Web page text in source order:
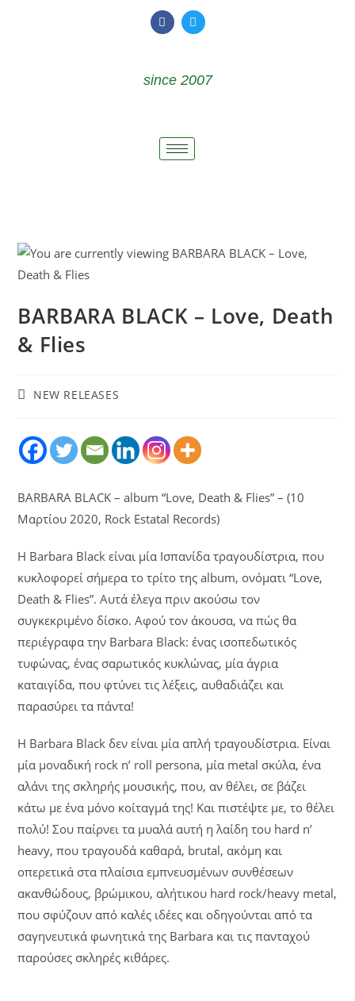
since 2007
BARBARA BLACK – Love, Death
& Flies
NEW RELEASES
BARBARA BLACK – album “Love, Death & Flies” – (10
Μαρτίου 2020, Rock Estatal Records)
Η Barbara Black είναι μία Ισπανίδα τραγουδίστρια, που
κυκλοφορεί σήμερα το τρίτο της album, ονόματι “Love,
Death & Flies”. Αυτά έλεγα πριν ακούσω τον
συγκεκριμένο δίσκο. Αφού τον άκουσα, να πώς θα
περιέγραφα την Barbara Black: ένας ισοπεδωτικός
τυφώνας, ένας σαρωτικός κυκλώνας, μία άγρια
καταιγίδα, που φτύνει τις λέξεις, αυθαδιάζει και
παρασύρει τα πάντα!
Η Barbara Black δεν είναι μία απλή τραγουδίστρια. Είναι
μία μοναδική rock n’ roll persona, μία metal σκύλα, ένα
αλάνι της σκληρής μουσικής, που, αν θέλει, σε βάζει
κάτω με ένα μόνο κοίταγμά της! Και πιστέψτε με, το θέλει
πολύ! Σου παίρνει τα μυαλά αυτή η λαίδη του hard n’
heavy, που τραγουδά καθαρά, brutal, ακόμη και
οπερετικά στα πλαίσια εμπνευσμένων συνθέσεων
ακανθώδους, βρώμικου, αλήτικου hard rock/heavy metal,
που σφύζουν από καλές ιδέες και οδηγούνται από τα
σαγηνευτικά φωνητικά της Barbara και τις πανταχού
παρούσες σκληρές κιθάρες.